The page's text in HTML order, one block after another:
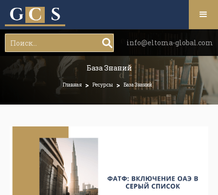
info@eltoma-global.com
База Знаний
Главная > Ресурсы > База Знаний